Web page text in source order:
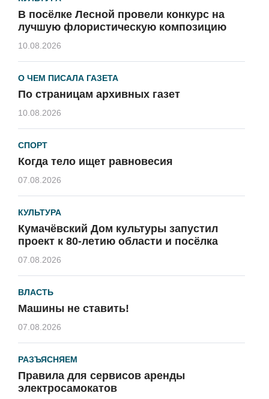
В посёлке Лесной провели конкурс на
лучшую флористическую композицию
10.08.2026
О ЧЕМ ПИСАЛА ГАЗЕТА
По страницам архивных газет
10.08.2026
СПОРТ
Когда тело ищет равновесия
07.08.2026
КУЛЬТУРА
Кумачёвский Дом культуры запустил
проект к 80-летию области и посёлка
07.08.2026
ВЛАСТЬ
Машины не ставить!
07.08.2026
РАЗЪЯСНЯЕМ
Правила для сервисов аренды
электросамокатов